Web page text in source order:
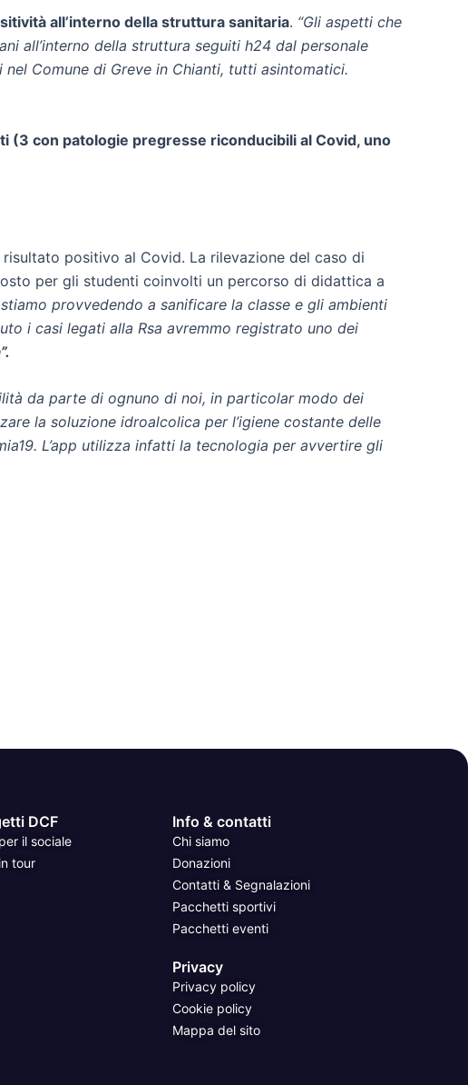
all’interno della struttura sanitaria. “Gli aspetti che
all’interno della struttura seguiti h24 dal personale
Comune di Greve in Chianti, tutti asintomatici.
con patologie pregresse riconducibili al Covid, uno
risultato positivo al Covid. La rilevazione del caso di
per gli studenti coinvolti un percorso di didattica a
provvedendo a sanificare la classe e gli ambienti
i casi legati alla Rsa avremmo registrato uno dei
da parte di ognuno di noi, in particolar modo dei
la soluzione idroalcolica per l’igiene costante delle
L’app utilizza infatti la tecnologia per avvertire gli
DCF
il sociale
tour
Info & contatti
Chi siamo
Donazioni
Contatti & Segnalazioni
Pacchetti sportivi
Pacchetti eventi
Privacy
Privacy policy
Cookie policy
Mappa del sito